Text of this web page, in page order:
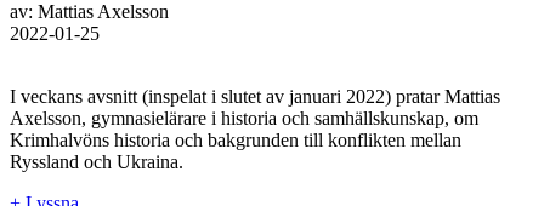
av: Mattias Axelsson
2022-01-25
I veckans avsnitt (inspelat i slutet av januari 2022) pratar Mattias
Axelsson, gymnasielärare i historia och samhällskunskap, om
Krimhalvöns historia och bakgrunden till konflikten mellan
Ryssland och Ukraina.